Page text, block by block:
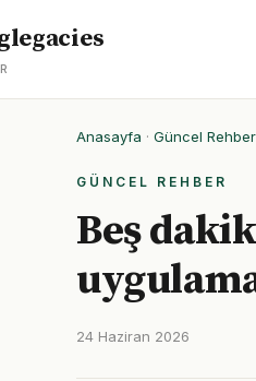
Anasayfa · Güncel Rehber
GÜNCEL REHBER
Beş
24 Haziran 2026